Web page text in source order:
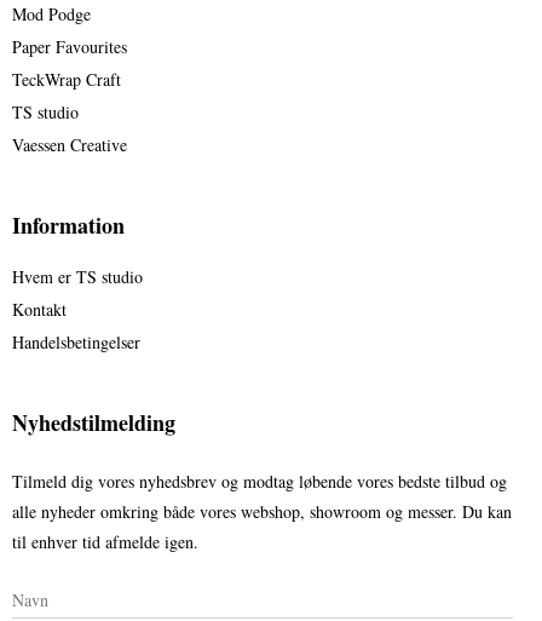
Mod Podge
Paper Favourites
TeckWrap Craft
TS studio
Vaessen Creative
Information
Hvem er TS studio
Kontakt
Handelsbetingelser
Nyhedstilmelding
Tilmeld dig vores nyhedsbrev og modtag løbende vores bedste tilbud og
alle nyheder omkring både vores webshop, showroom og messer. Du kan
til enhver tid afmelde igen.